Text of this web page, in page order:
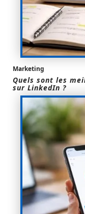
Marketing
Quels sont les
sur LinkedIn ?